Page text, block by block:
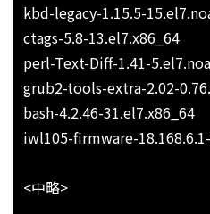
kbd-legacy-1.15.5-
ctags-5.8-13.el7.x86_64
perl-Text-Diff-1.41-
grub2-tools-extra-2.02-
bash-4.2.46-31.el7.x86_64
iwl105-firmware-
<中略><